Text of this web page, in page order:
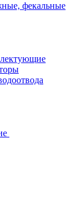
фекальные